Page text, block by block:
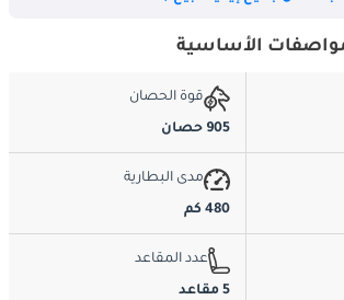
قوة الحصان
905 حصان
مدى البطارية
480 كم
عدد المقاعد
5 مقاعد